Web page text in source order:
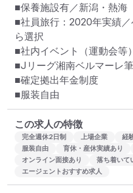
■保養施設有／新潟・熱海
■社員旅行：2020年実績
ら選択
■社内イベント（運動会等）
■Jリーグ湘南ベルマーレ
■確定拠出年金制度
■服装自由
この求人の特徴
完全週休2日制 上場企業 経
服装自由
育休・産休実績あり
オンライン面接あり
落ち着いて
エージェントおすすめ求人